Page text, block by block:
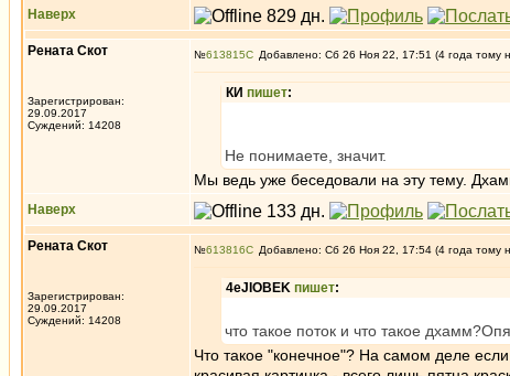
Наверх
Рената Скот
Зарегистрирован:
29.09.2017
Суждений: 14208
№613815 Добавлено: Сб 26 Ноя 22, 17:51 (4 года тому
КИ пишет:
Не понимаете, значит.
Мы ведь уже беседовали на эту тему.
Наверх
Рената Скот
Зарегистрирован:
29.09.2017
Суждений: 14208
№613816 Добавлено: Сб 26 Ноя 22, 17:54 (4 года тому
4eJIOBEK пишет:
что такое поток и что такое
Что такое "конечное"? На самом деле